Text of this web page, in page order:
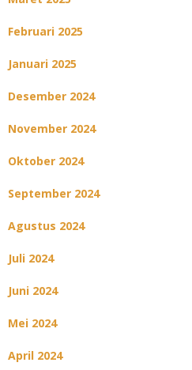
Februari 2025
Januari 2025
Desember 2024
November 2024
Oktober 2024
September 2024
Agustus 2024
Juli 2024
Juni 2024
Mei 2024
April 2024